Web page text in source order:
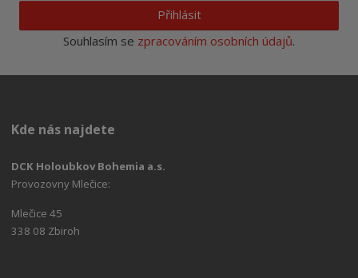
Přihlásit
Souhlasím se zpracováním osobních údajů.
Kde nás najdete
DCK Holoubkov Bohemia a.s.
Provozovny Mlečice:
Mlečice 45
338 08 Zbiroh